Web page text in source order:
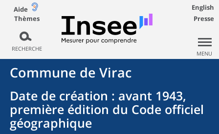
Aide
Thèmes
RECHERCHE
English
Presse
MENU
Commune de Virac
Date de création : avant 1943,
première édition du Code officiel
géographique